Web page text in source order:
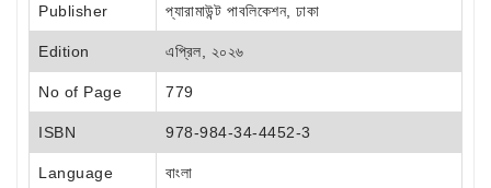
Publisher প্যারামাউন্ট পাবলিকেশন, ঢাকা
Edition এপ্রিল, ২০২৬
No of Page 779
ISBN 978-984-34-4452-3
Language বাংলা